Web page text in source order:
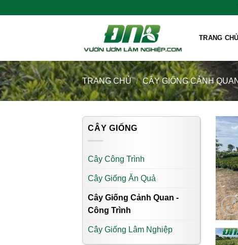
Chào mừng bà con đến với Vườn
TRANG CHỦ
TRANG CHỦ / CÂY GIỐNG CẢNH
CÂY GIỐNG
Cây Công Trình
Cây Giống Ăn Quả
Cây Giống Cảnh Quan -
Công Trình
Cây Giống Lâm Nghiệp